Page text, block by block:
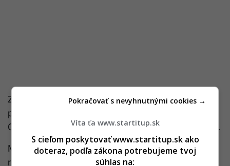
Zmeny sa dotknú aj taxislužieb, kde budú vodiči
povinne pravidelne preukazovať znalosť predpisov.
Cieľom je zvýšiť bezpečnosť a profesionalitu služieb.
Mestá a obce zároveň získajú jasnejšie pravidlá pre
reguláciu parkovania, čo má zjednodušiť vydávanie
Víta ťa www.startitup.sk
S cieľom poskytovať www.startitup.sk ako
doteraz, podľa zákona potrebujeme tvoj
súhlas na:
Pokračovať s nevyhnutnými cookies →